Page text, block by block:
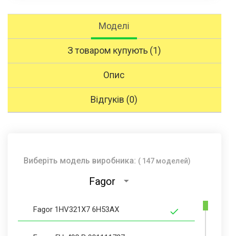
Моделі
З товаром купують (1)
Опис
Відгуків (0)
Виберіть модель виробника: ( 147 моделей)
Fagor
Fagor 1HV321X7 6H53AX